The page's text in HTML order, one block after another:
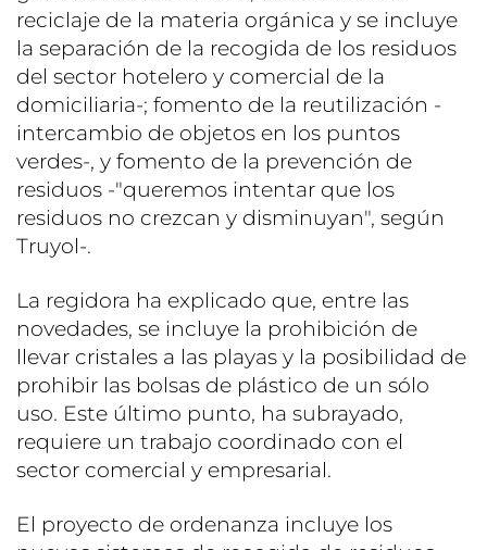
reciclaje de la materia orgánica y se incluye
la separación de la recogida de los residuos
del sector hotelero y comercial de la
domiciliaria-; fomento de la reutilización -
intercambio de objetos en los puntos
verdes-, y fomento de la prevención de
residuos -"queremos intentar que los
residuos no crezcan y disminuyan", según
Truyol-.
La regidora ha explicado que, entre las
novedades, se incluye la prohibición de
llevar cristales a las playas y la posibilidad de
prohibir las bolsas de plástico de un sólo
uso. Este último punto, ha subrayado,
requiere un trabajo coordinado con el
sector comercial y empresarial.
El proyecto de ordenanza incluye los